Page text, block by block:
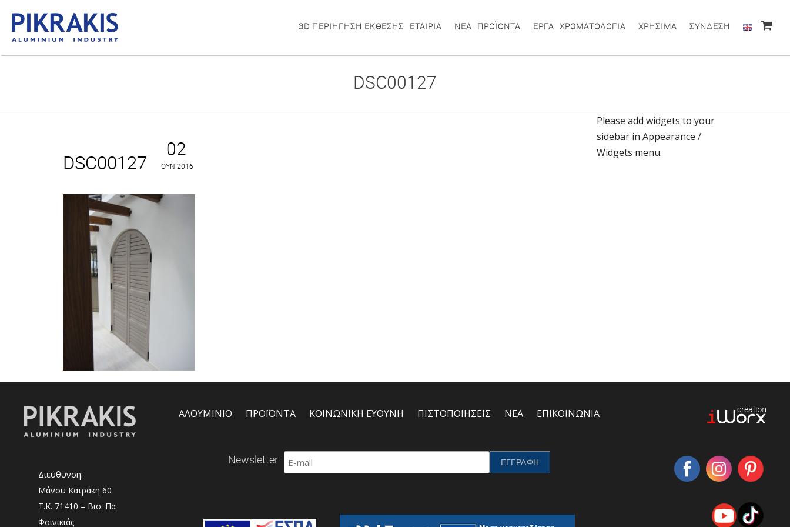
3D ΠΕΡΙΗΓΗΣΗ ΕΚΘΕΣΗΣ ΕΤΑΙΡΙΑ ΝΕΑ ΠΡΟΪΟΝΤΑ ΕΡΓΑ ΧΡΩΜΑΤΟΛΟΓΙΑ ΧΡΗΣΙΜΑ ΣΥΝΔΕΣΗ
DSC00127
02
ΙΟΎΝ 2016
DSC00127
Please add widgets to your
sidebar in Appearance /
Widgets menu.
Διεύθυνση:
Μάνου Κατράκη 60
Τ.Κ. 71410 – Βιο. Πα
Φοινικιάς
ΑΛΟΥΜΙΝΙΟ ΠΡΟΪΟΝΤΑ ΚΟΙΝΩΝΙΚΗ ΕΥΘΥΝΗ ΠΙΣΤΟΠΟΙΗΣΕΙΣ ΝΕΑ ΕΠΙΚΟΙΝΩΝΙΑ
Newsletter